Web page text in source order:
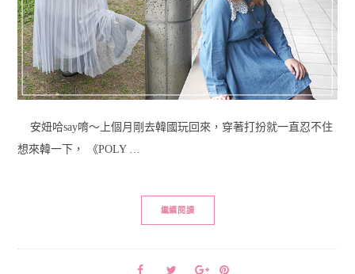
安妞哈say唷～上個月剛去韓國玩回來，穿著打扮就一直忍不住
想來韓一下， 《POLY …
繼續閱讀